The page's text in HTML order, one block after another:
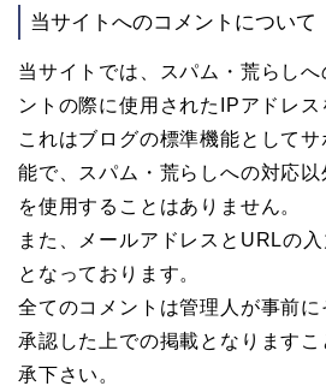
当サイトへのコメントについて
当サイトでは、スパム・荒らしへ
ントの際に使用されたIPアドレス
これはブログの標準機能として
能で、スパム・荒らしへの対応
を使用することはありません。
また、メールアドレスとURLの
となっております。
全てのコメントは管理人が事前に
承認した上での掲載となります
承下さい。